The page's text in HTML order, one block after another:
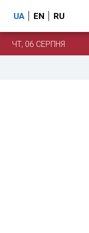
UA EN RU
ЧТ, 06 СЕРПНЯ